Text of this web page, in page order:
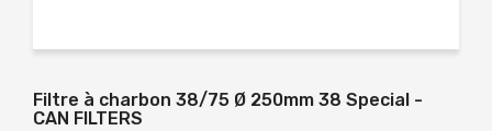
Filtre à charbon 38/75 Ø 250mm 38 Special -
CAN FILTERS